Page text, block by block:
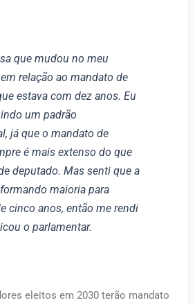
que mudou no meu
relação ao mandato de
estava com dez anos. Eu
um padrão
já que o mandato de
é mais extenso do que
deputado. Mas senti que a
maioria para
cinco anos, então me rendi
o parlamentar.
eleitos em 2030 terão mandato